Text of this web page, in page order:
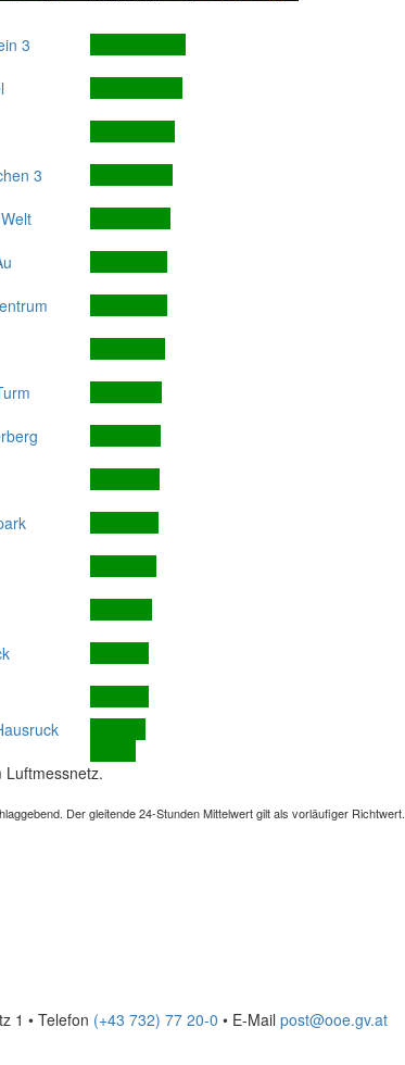
3
3
Luftmessnetz.
Der gleitende 24-Stunden Mittelwert gilt als vorläufiger Richtwert.
1 • Telefon (+43 732) 77 20-0 • E-Mail post@ooe.gv.at